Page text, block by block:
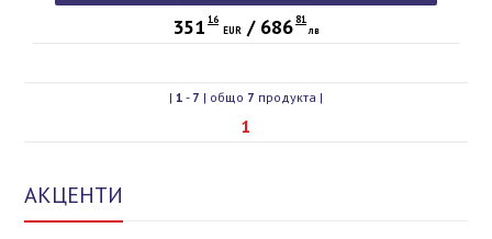
351 16
EUR / 68681
лв
| 1 - 7 | общо 7 продукта |
1
АКЦЕНТИ